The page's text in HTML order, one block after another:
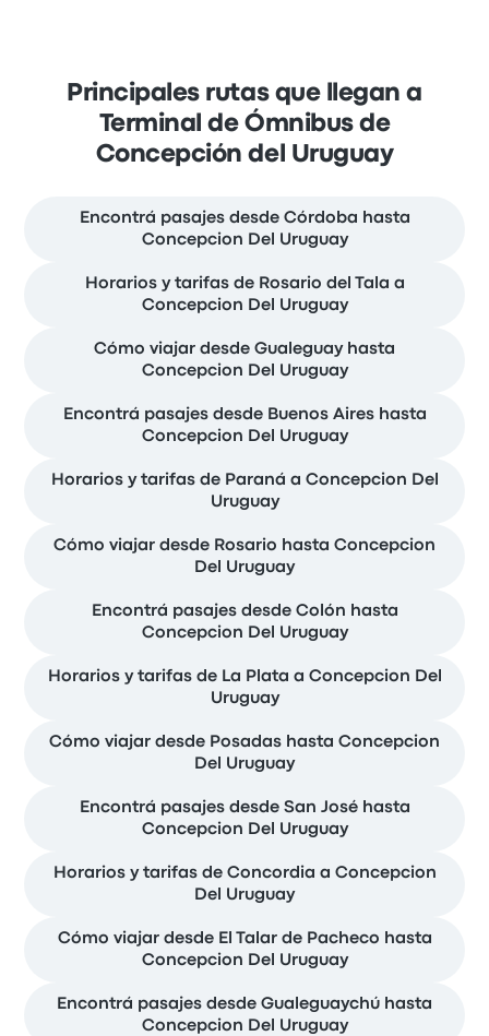
Principales rutas que llegan a
Terminal de Ómnibus de
Concepción del Uruguay
Encontrá pasajes desde Córdoba hasta
Concepcion Del Uruguay
Horarios y tarifas de Rosario del Tala a
Concepcion Del Uruguay
Cómo viajar desde Gualeguay hasta
Concepcion Del Uruguay
Encontrá pasajes desde Buenos Aires hasta
Concepcion Del Uruguay
Horarios y tarifas de Paraná a Concepcion Del
Uruguay
Cómo viajar desde Rosario hasta Concepcion
Del Uruguay
Encontrá pasajes desde Colón hasta
Concepcion Del Uruguay
Horarios y tarifas de La Plata a Concepcion Del
Uruguay
Cómo viajar desde Posadas hasta Concepcion
Del Uruguay
Encontrá pasajes desde San José hasta
Concepcion Del Uruguay
Horarios y tarifas de Concordia a Concepcion
Del Uruguay
Cómo viajar desde El Talar de Pacheco hasta
Concepcion Del Uruguay
Encontrá pasajes desde Gualeguaychú hasta
Concepcion Del Uruguay